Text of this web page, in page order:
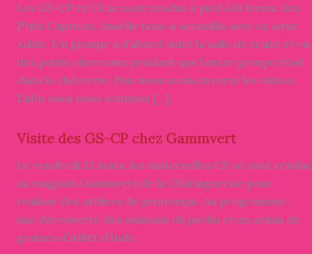
Les GS-CP et CE se sont rendus à pied à la ferme des
P’tits Caprices. Anaëlle nous a accueillis avec sa sœur
Adèle. Un groupe a d’abord visité la salle de traite et vu
des petits chevreaux pendant que l’autre groupe était
dans la chèvrerie. Puis nous avons inversé les visites.
Enfin nous nous sommes […]
Visite des GS-CP chez Gammvert
Le vendredi 21 mars, les maternelles CP se sont rendus
au magasin Gammvert de la Châtaigneraie pour
réaliser des ateliers de printemps. Au programme :
une découverte des animaux du jardin et un semis de
graines d’œillet d’Inde.